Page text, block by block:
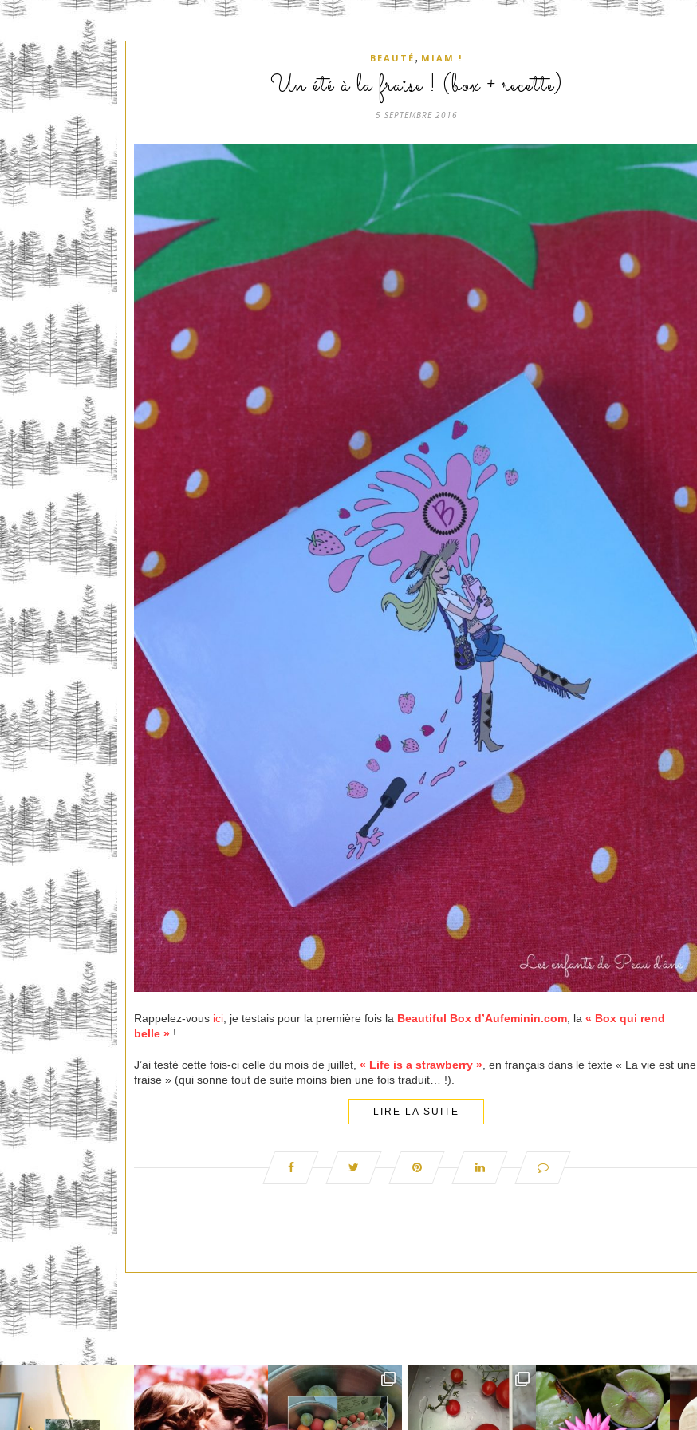
BEAUTÉ , MIAM !
Un été à la fraise ! (box + recette)
5 SEPTEMBRE 2016
Rappelez-vous ici , je testais pour la première fois la Beautiful Box d’Aufeminin.com , la « Box qui rend
belle » !
J’ai testé cette fois-ci celle du mois de juillet, « Life is a strawberry » , en français dans le texte « La vie est une
fraise » (qui sonne tout de suite moins bien une fois traduit… !).
LIRE LA SUITE